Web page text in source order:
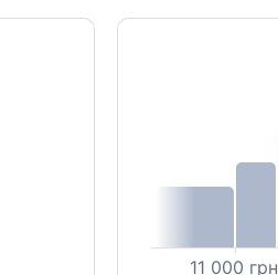
11 000 грн